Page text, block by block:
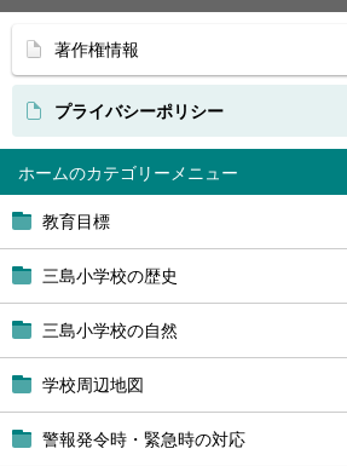
ホーム
教育目標
三島小学校の歴史
三島小学校の自然
学校周辺地図
警報発令時・緊急時の対応
著作権情報
プライバシーポリシー